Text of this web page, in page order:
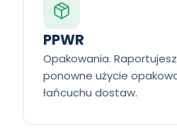
PPWR
Opakowania. Raportujesz
ponowne użycie
łańcuchu dostaw.